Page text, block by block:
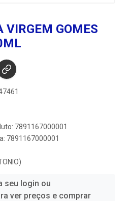
VIRGEM GOMES
7891167000001
7891167000001
seu login ou
ver preços e comprar